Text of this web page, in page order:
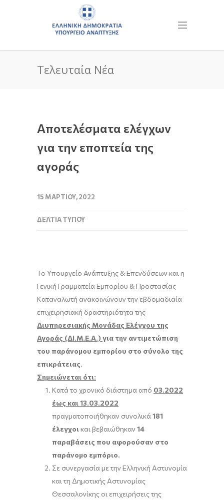
Τελευταία Νέα
Αποτελέσματα ελέγχων
για την εποπτεία της
αγοράς
15 ΜΑΡΤΊΟΥ, 2022
ΔΕΛΤΊΑ ΤΎΠΟΥ
Το Υπουργείο Ανάπτυξης & Επενδύσεων και η
Γενική Γραμματεία Εμπορίου & Προστασίας
Καταναλωτή ανακοινώνουν την εβδομαδιαία
επιχειρησιακή δραστηριότητα της
Διυπηρεσιακής Μονάδας Ελέγχου της
Αγοράς (ΔΙ.Μ.Ε.Α.) για την αντιμετώπιση
του παράνομου εμπορίου στο σύνολο της
επικράτειας.
Σημειώνεται ότι:
Κατά το χρονικό διάστημα από 03.2022
έως και 13.03.2022
πραγματοποιήθηκαν συνολικά 181
έλεγχοικαι βεβαιώθηκαν 14
παραβάσεις που αφορούσαν στο
παράνομο εμπόριο.
Σε συνεργασία με την Ελληνική Αστυνομία
και τη Δημοτικής Αστυνομίας
Θεσσαλονίκης οι επιχειρήσεις της